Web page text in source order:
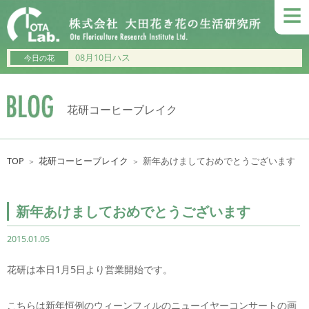
≡
今日の花 08月10日ハス
花研コーヒーブレイク
TOP ＞ 花研コーヒーブレイク ＞ 新年あけましておめでとうございます
新年あけましておめでとうございます
2015.01.05
花研は本日1月5日より営業開始です。
こちらは新年恒例のウィーンフィルのニューイヤーコンサートの画